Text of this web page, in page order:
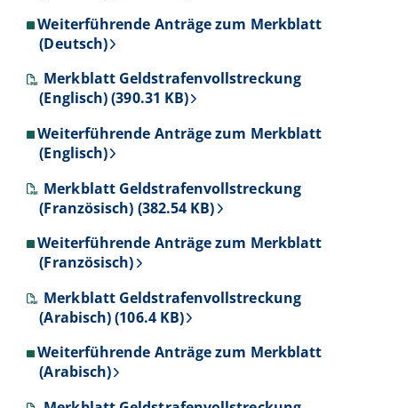
Weiterführende Anträge zum Merkblatt
(Deutsch)
Merkblatt Geldstrafenvollstreckung
(Englisch) (390.31 KB)
Weiterführende Anträge zum Merkblatt
(Englisch)
Merkblatt Geldstrafenvollstreckung
(Französisch) (382.54 KB)
Weiterführende Anträge zum Merkblatt
(Französisch)
Merkblatt Geldstrafenvollstreckung
(Arabisch) (106.4 KB)
Weiterführende Anträge zum Merkblatt
(Arabisch)